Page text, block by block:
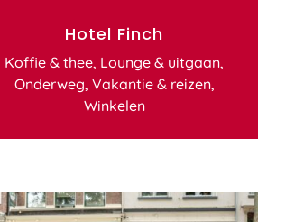
Hotel Finch
Koffie & thee, Lounge & uitgaan,
Onderweg, Vakantie & reizen,
Winkelen